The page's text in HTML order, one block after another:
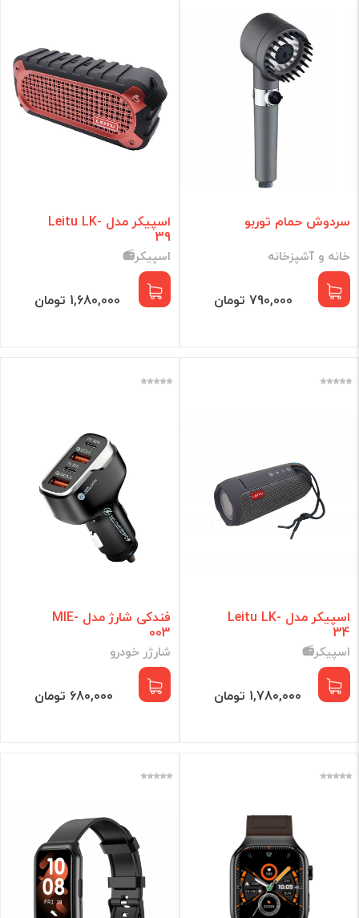
گجت هوشمند
لوازم جانبی
فقط کالاهای موجود
فیلتر براساس قیمت :
تومان سردوش حمام توربو
خانه و آشپزخانه
790,000 تومان
اسپیکر مدل Leitu LK-
39
اسپیکر📻
1,680,000 تومان
اسپیکر مدل Leitu LK-
34
اسپیکر📻
1,780,000 تومان
فندکی شارژ مدل MIE-
003
شارژر خودرو
680,000 تومان